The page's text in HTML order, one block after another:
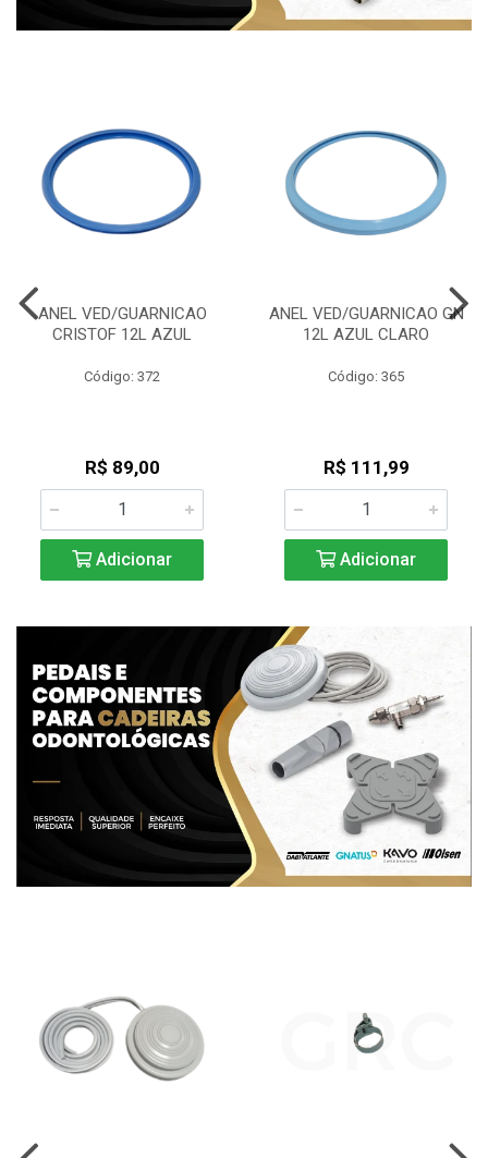
ANEL VED/GUARNICAO
CRISTOF 12L AZUL
Código: 372
R$ 89,00
Adicionar
ANEL VED/GUARNICAO GN
12L AZUL CLARO
Código: 365
R$ 111,99
Adicionar